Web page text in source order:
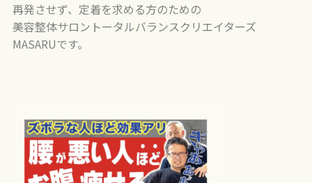
再発させず、定着を求める方のための
美容整体サロントータルバランスクリエイターズ
MASARUです。